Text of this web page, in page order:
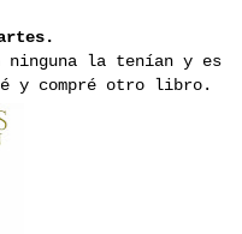
la tenían y es
y compré otro libro.